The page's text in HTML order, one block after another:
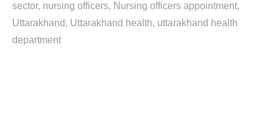
sector nursing officers Nursing officers appointment
Uttarakhand
Uttarakhand health uttarakhand health
department